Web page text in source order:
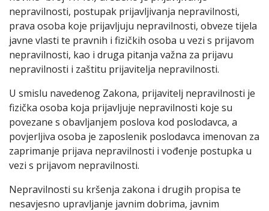
nepravilnosti, postupak prijavljivanja nepravilnosti,
prava osoba koje prijavljuju nepravilnosti, obveze tijela
javne vlasti te pravnih i fizičkih osoba u vezi s prijavom
nepravilnosti, kao i druga pitanja važna za prijavu
nepravilnosti i zaštitu prijavitelja nepravilnosti.
U smislu navedenog Zakona, prijavitelj nepravilnosti je
fizička osoba koja prijavljuje nepravilnosti koje su
povezane s obavljanjem poslova kod poslodavca, a
povjerljiva osoba je zaposlenik poslodavca imenovan za
zaprimanje prijava nepravilnosti i vođenje postupka u
vezi s prijavom nepravilnosti.
Nepravilnosti su kršenja zakona i drugih propisa te
nesavjesno upravljanje javnim dobrima, javnim